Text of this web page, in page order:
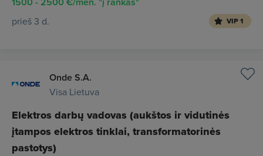
prieš 3 d. VIP 1
Onde S.A.
Visa Lietuva
Elektros darbų vadovas (aukštos ir vidutinės
įtampos elektros tinklai, transformatorinės
pastotys)